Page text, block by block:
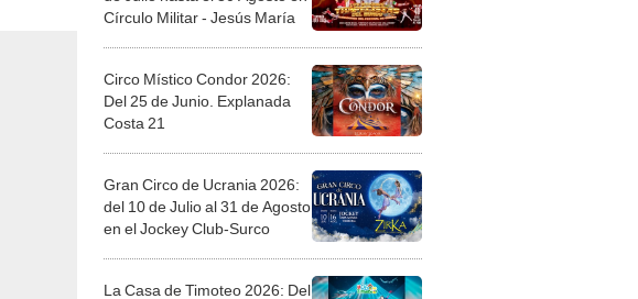
Círculo Militar - Jesús María
Circo Místico Condor 2026:
Del 25 de Junio. Explanada
Costa 21
Gran Circo de Ucrania 2026:
del 10 de Julio al 31 de Agosto
en el Jockey Club-Surco
La Casa de Timoteo 2026: Del